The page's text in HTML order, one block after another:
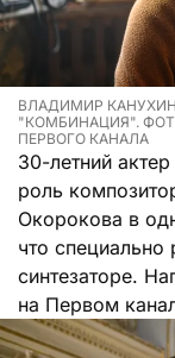
ВЛАДИМИР
"КОМБИНАЦИЯ".
ПЕРВОГО КАНАЛА
30-летний
роль
Окорокова в
что специально
синтезаторе.
на Первом